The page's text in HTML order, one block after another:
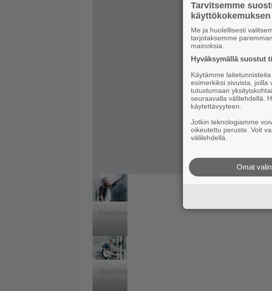
Countless
Goodbyes.
Countless
Goodbyes.
Tarvitsemme
käyttökokemuksen
Me ja huolellisesti
tarjotaksemme
mainoksia.
Hyväksymällä suostut
Käytämme
esimerkiksi sivuista, joilla
tutustumaan
seuraavalla välilehdellä.
käytettävyyteen.
Jotkin teknologiamme
oikeutettu peruste. Voit
välilehdellä.
Omat